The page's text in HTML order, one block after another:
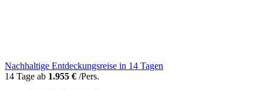
Nachhaltige Entdeckungsreise in 14 Tagen
14 Tage ab 1.955 € /Pers.